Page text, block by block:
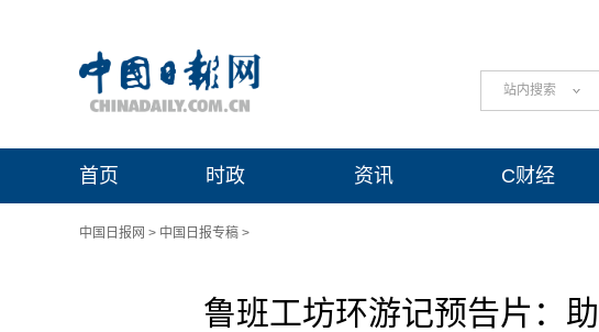
站内搜索
首页 时政 资讯 C财经
中国日报网 > 中国日报专稿 >
鲁班工坊环游记预告片：